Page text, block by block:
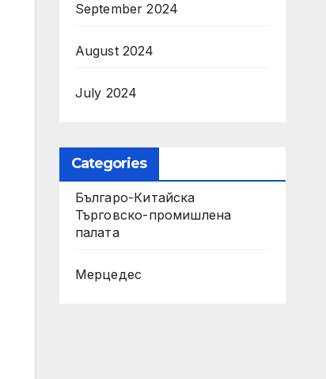
September 2024
August 2024
July 2024
Categories
Българо-Китайска
Търговско-промишлена
палaта
Мерцедес